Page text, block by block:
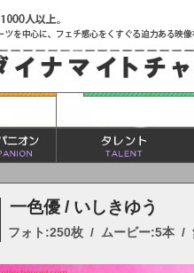
一色優 / いしきゆう
フォト:250枚 / ムービー:5本 /